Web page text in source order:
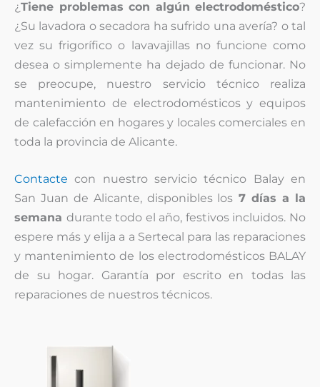
¿Tiene problemas con algún electrodoméstico?
¿Su lavadora o secadora ha sufrido una avería? o tal
vez su frigorífico o lavavajillas no funcione como
desea o simplemente ha dejado de funcionar. No
se preocupe, nuestro servicio técnico realiza
mantenimiento de electrodomésticos y equipos
de calefacción en hogares y locales comerciales en
toda la provincia de Alicante.
Contacte con nuestro servicio técnico Balay en
San Juan de Alicante, disponibles los 7 días a la
semana durante todo el año, festivos incluidos. No
espere más y elija a a Sertecal para las reparaciones
y mantenimiento de los electrodomésticos BALAY
de su hogar. Garantía por escrito en todas las
reparaciones de nuestros técnicos.